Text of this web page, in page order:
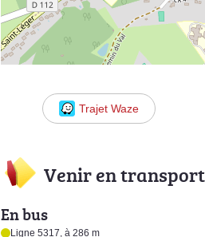
Trajet Waze
Venir en
En bus
Ligne 5317, à 286 m